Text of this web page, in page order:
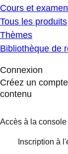
Cours et
Tous les produits
Thèmes
Bibliothèque de
Connexion
Créez un
contenu
Accès à la console
Inscription à